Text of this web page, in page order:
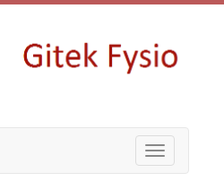
Toggle
navigation